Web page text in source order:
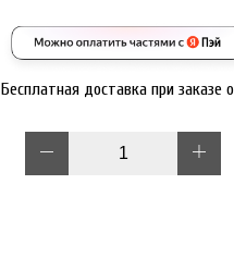
Наведите
Бесплатная доставка при заказе